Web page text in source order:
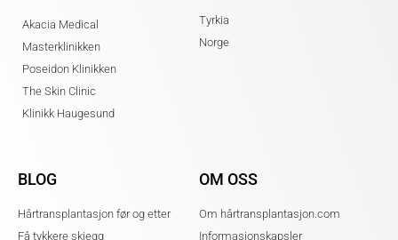
Akacia Medical
Masterklinikken
Poseidon Klinikken
The Skin Clinic
Klinikk Haugesund
Tyrkia
Norge
BLOG
Hårtransplantasjon før og etter
Få tykkere skjegg
OM OSS
Om hårtransplantasjon.com
Informasjonskapsler